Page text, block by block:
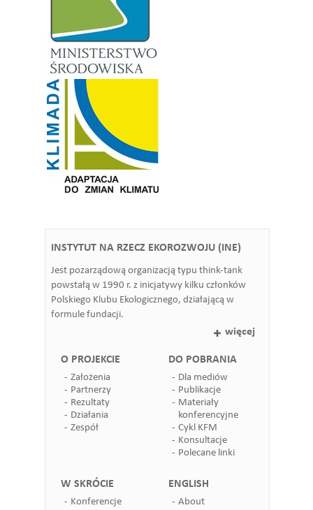
INSTYTUT NA RZECZ EKOROZWOJU (INE)
Jest pozarządową organizacją typu think-tank
powstałą w 1990 r. z inicjatywy kilku członków
Polskiego Klubu Ekologicznego, działającą w
formule fundacji.
więcej
O PROJEKCIE
Założenia
Partnerzy
Rezultaty
Działania
Zespół
DO POBRANIA
Dla mediów
Publikacje
Materiały
konferencyjne
Cykl KFM
Konsultacje
Polecane linki
W SKRÓCIE
Konferencje
ENGLISH
About